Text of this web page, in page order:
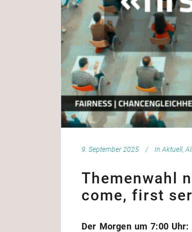
9. September 2025 In Aktuell,
Themenwahl
come, first
Der Morgen um 7:00